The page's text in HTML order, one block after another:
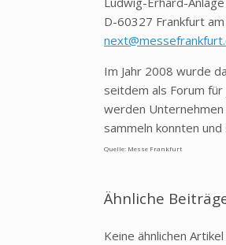
D-60327 Frankfurt am
Im Jahr 2008 wurde
seitdem als Forum
werden
sammeln konnten
Quelle: Messe Frankfurt
Ähnliche
Keine ähnlichen